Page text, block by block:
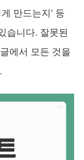
만드는지’ 등
습니다. 잘못된
에서 모든 것을